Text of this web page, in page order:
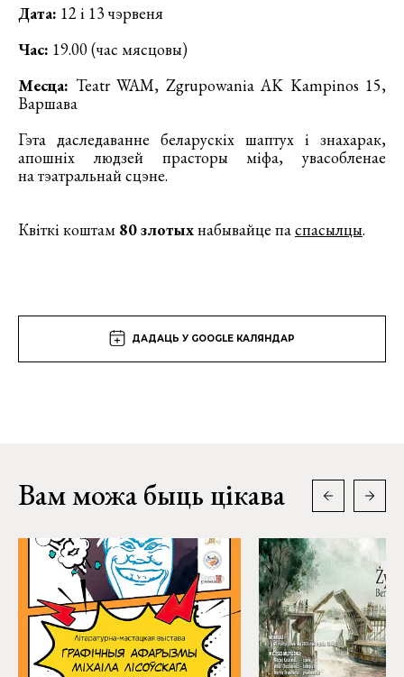
Дата: 12 і 13 чэрвеня
Час: 19.00 (час мясцовы)
Месца: Teatr WAM, Zgrupowania AK Kampinos 15,
Варшава
Гэта даследаванне беларускіх шаптух і знахарак,
апошніх людзей прасторы міфа, увасобленае
на тэатральнай сцэне.
Квіткі коштам 80 злотыхнабывайце паспасылцы.
ДАДАЦЬ У GOOGLE КАЛЯНДАР
Вам можа быць цікава